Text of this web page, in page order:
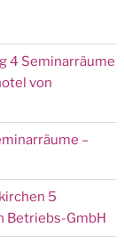
4 Seminarräume
von
–
5
Betriebs-GmbH